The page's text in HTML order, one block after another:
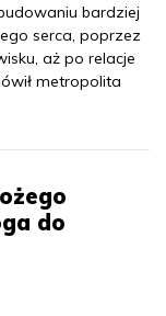
bardziej
serca, poprzez
aż po relacje
metropolita
do